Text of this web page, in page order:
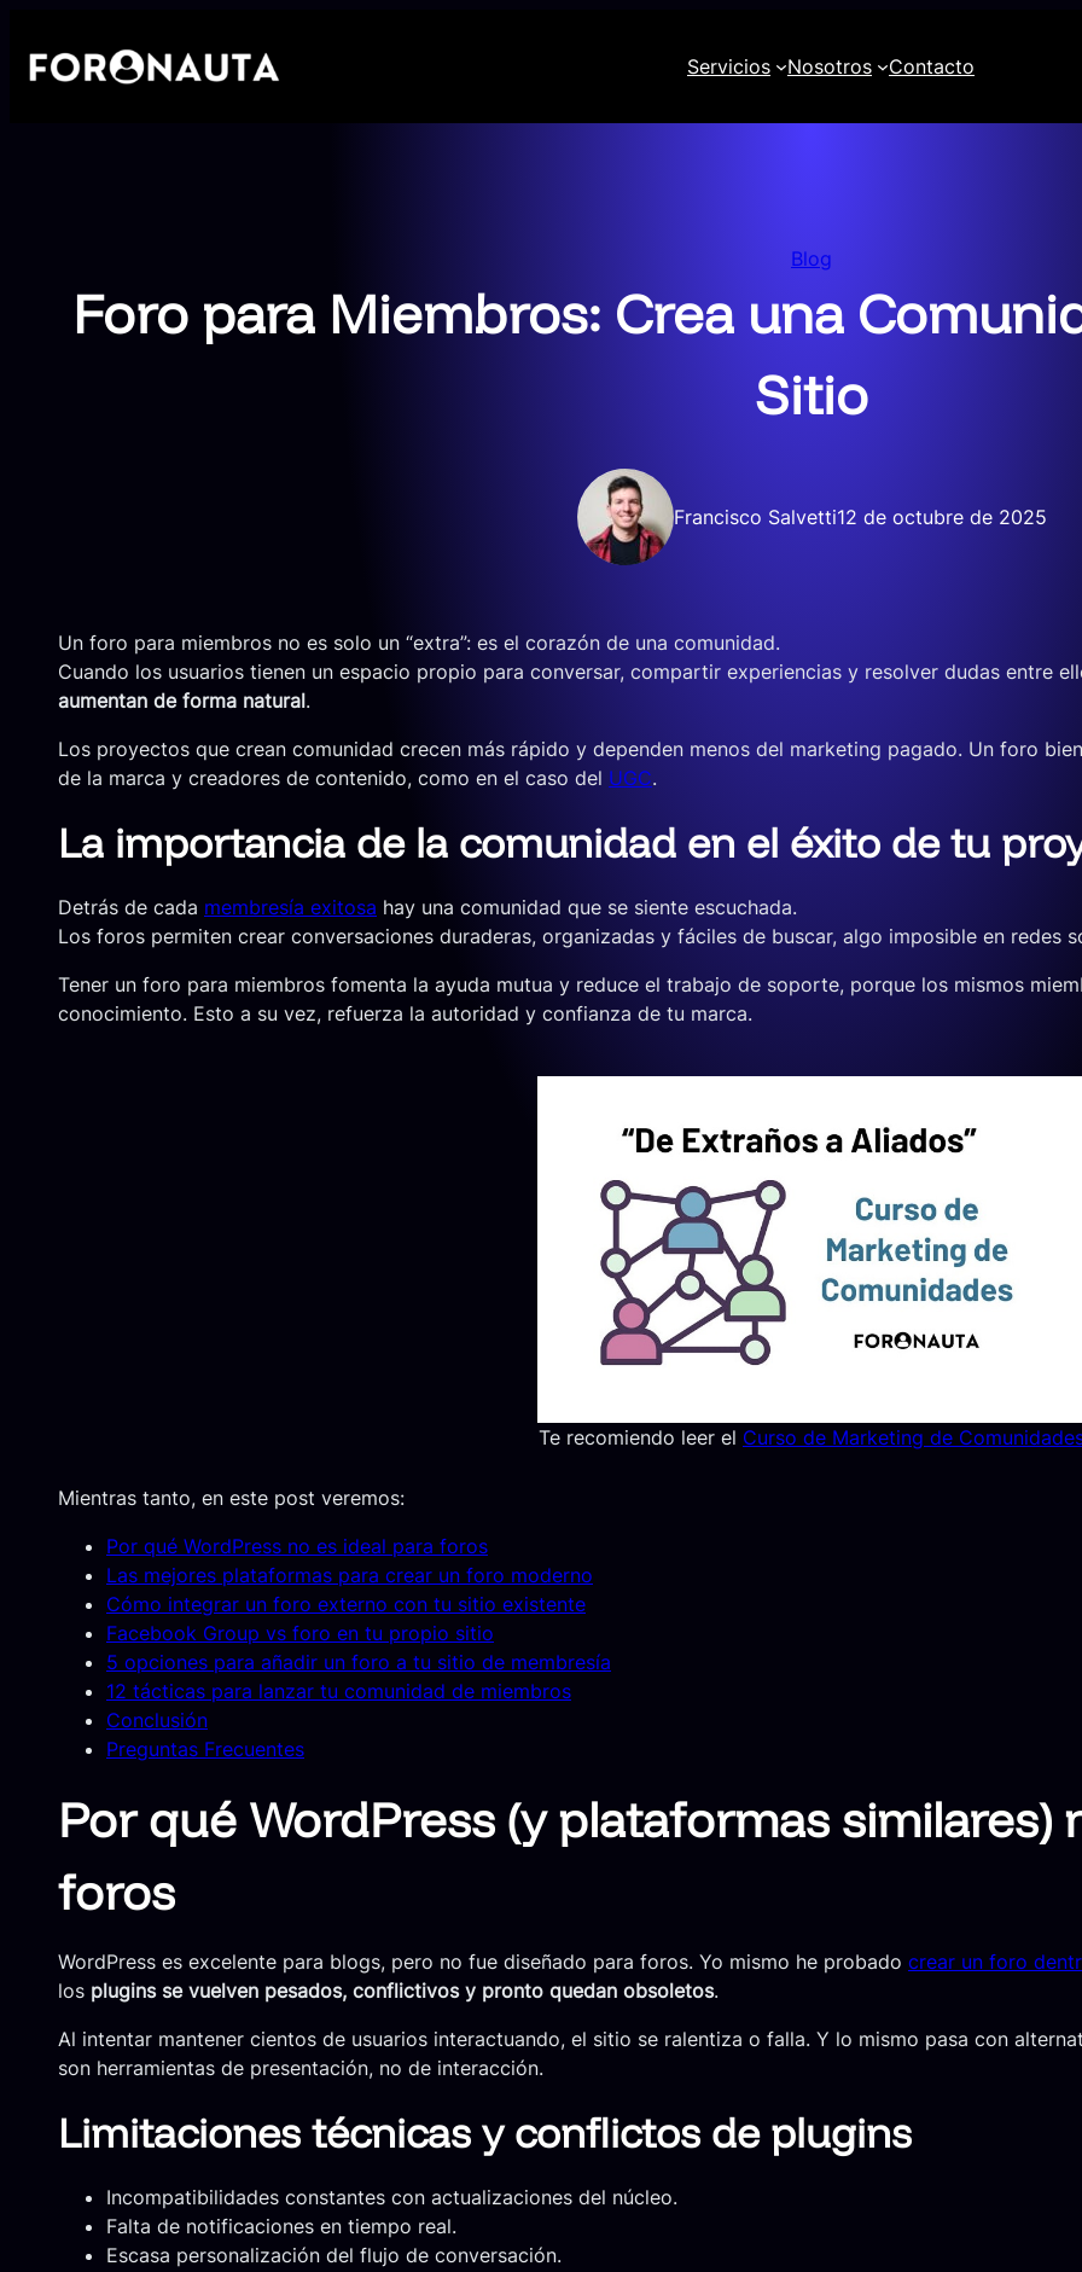
contenido
Servicios Nosotros Contacto
Blog
Foro para Miembros: Crea una
Sitio
Francisco Salvetti12 de octubre de 2025
Un foro para miembros no es solo un “extra”: es el corazón de una comunidad.
Cuando los usuarios tienen un espacio propio para conversar, compartir experiencias y resolver dudas entre
aumentan de forma natural.
Los proyectos que crean comunidad crecen más rápido y dependen menos del marketing pagado. Un foro
de la marca y creadores de contenido, como en el caso del UGC.
La importancia de la comunidad en el éxito de tu
Detrás de cada membresía exitosa hay una comunidad que se siente escuchada.
Los foros permiten crear conversaciones duraderas, organizadas y fáciles de buscar, algo imposible en redes
Tener un foro para miembros fomenta la ayuda mutua y reduce el trabajo de soporte, porque los mismos
conocimiento. Esto a su vez, refuerza la autoridad y confianza de tu marca.
Te recomiendo leer el Curso de Marketing de
Mientras tanto, en este post veremos:
Por qué WordPress no es ideal para foros
Las mejores plataformas para crear un foro moderno
Cómo integrar un foro externo con tu sitio existente
Facebook Group vs foro en tu propio sitio
5 opciones para añadir un foro a tu sitio de membresía
12 tácticas para lanzar tu comunidad de miembros
Conclusión
Preguntas Frecuentes
Por qué WordPress (y plataformas similares)
foros
WordPress es excelente para blogs, pero no fue diseñado para foros. Yo mismo he probado crear un foro
los plugins se vuelven pesados, conflictivos y pronto quedan obsoletos.
Al intentar mantener cientos de usuarios interactuando, el sitio se ralentiza o falla. Y lo mismo pasa con
son herramientas de presentación, no de interacción.
Limitaciones técnicas y conflictos de plugins
Incompatibilidades constantes con actualizaciones del núcleo.
Falta de notificaciones en tiempo real.
Escasa personalización del flujo de conversación.